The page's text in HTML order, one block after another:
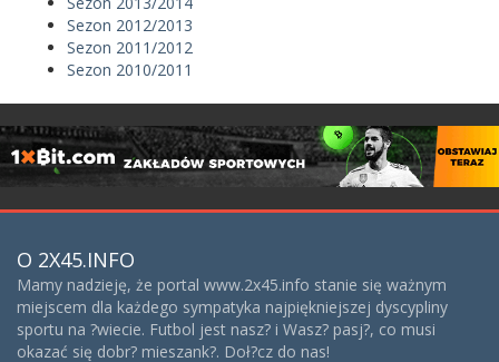
Sezon 2012/2013
Sezon 2011/2012
Sezon 2010/2011
O 2X45.INFO
Mamy nadzieję, że portal www.2x45.info stanie się ważnym
miejscem dla każdego sympatyka najpiękniejszej dyscypliny
sportu na ?wiecie. Futbol jest nasz? i Wasz? pasj?, co musi
okazać się dobr? mieszank?. Doł?cz do nas!